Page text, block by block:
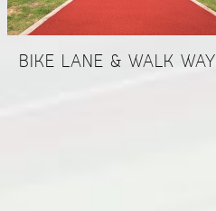
BIKE LANE & WALK WAY